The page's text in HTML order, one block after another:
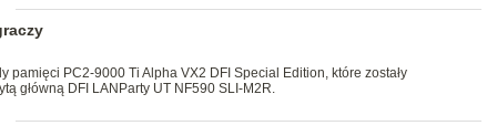
pamięci PC2-9000 Ti Alpha VX2 DFI Special Edition, które zostały
główną DFI LANParty UT NF590 SLI-M2R.